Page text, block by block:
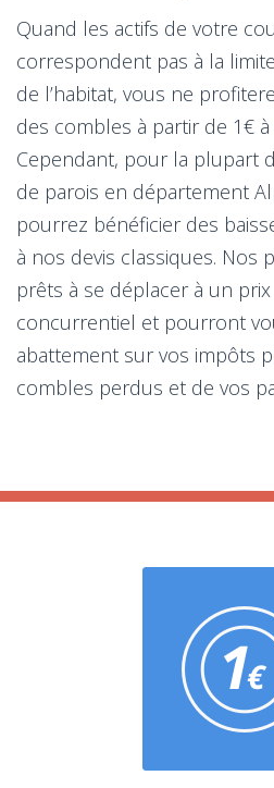
Quand les actifs de votre
correspondent pas à la
de l’habitat, vous ne
des combles à partir de 1€
Cependant, pour la plupart
de parois en département
pourrez bénéficier des
à nos devis classiques. Nos
prêts à se déplacer à un
concurrentiel et pourront
abattement sur vos impôts
combles perdus et de vos